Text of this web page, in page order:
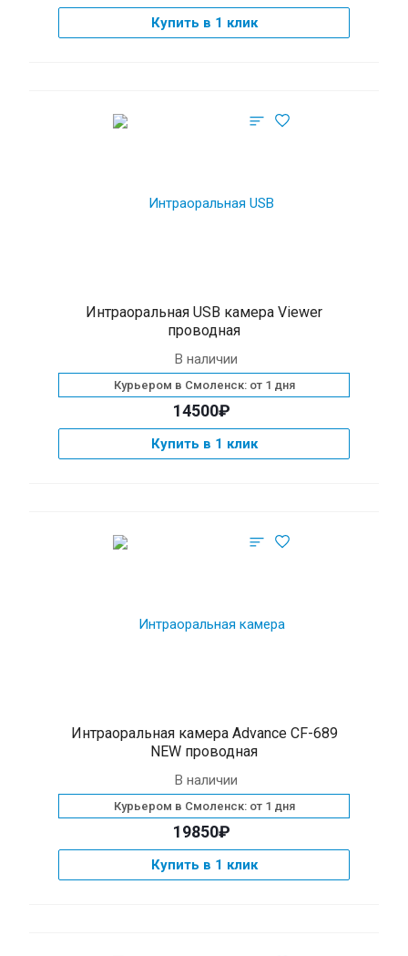
Купить в 1 клик
Интраоральная USB камера Viewer
проводная
В наличии
Курьером в Смоленск: от 1 дня
14500₽
Купить в 1 клик
Интраоральная камера Advance CF-689
NEW проводная
В наличии
Курьером в Смоленск: от 1 дня
19850₽
Купить в 1 клик